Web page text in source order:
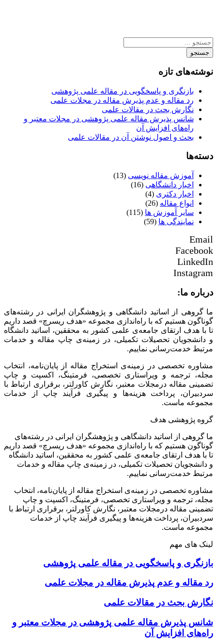
جستجو
نوشته‌های تازه
بازنگری و پاسخگویی در مقاله علمی پژوهشی
رد مقاله و عدم پذیرش مقاله در مجلات علمی
نگارش بحث در مقالات علمی
شانس پذیرش مقاله علمی پژوهشی در مجلات معتبر و
راه‌های افزایش آن
بحث و اصول نوشتن آن در مقالات علمی
دسته‌ها
آموزش مقاله نویسی (13)
اخبار دانشگاهی (16)
اخبار دکتری (4)
انواع مقاله (26)
سایر آموزش ها (115)
نمایندگی ها (59)
Email
Facebook
LinkedIn
Instagram
درباره ما:
ما گروهی از اساتید دانشگاهی و پژوهشگران ایرانی در رشته‌های
گوناگون هستیم که با راه‌اندازی مجموعه «هدف ریسرچ» قصد داریم
تا با هدف ارتقای جامعه‌ی علمی کشور به محققین، اساتید دانشگاه
و دانشجویان تحصیلات تکمیلی، در زمینه‌ی چاپ مقاله و خدمات
مرتبط خدمت‌رسانی نماییم.
مشاوره تخصصی در زمینه‌ی استخراج مقاله از پایان‌نامه، انتخاب
مجله، ترجمه و ویراستاری تخصصی، فرمتینگ، اکسپت و چاپ
تضمینی مقاله درمجلات معتبر، نگارش کاورلتر، برقراری ارتباط با
سردبیران، پرداخت هزینه‌ها و پیگیری فرآیند چاپ از خدمات
مجموعه ماست.
گروه پژوهشی هدف
ما گروهی از اساتید دانشگاهی و پژوهشگران ایرانی در رشته‌های
گوناگون هستیم که با راه‌اندازی مجموعه «هدف ریسرچ» قصد داریم
تا با هدف ارتقای جامعه‌ی علمی کشور به محققین، اساتید دانشگاه
و دانشجویان تحصیلات تکمیلی، در زمینه‌ی چاپ مقاله و خدمات
مرتبط خدمت‌رسانی نماییم.
مشاوره تخصصی در زمینه‌ی استخراج مقاله از پایان‌نامه، انتخاب
مجله، ترجمه و ویراستاری تخصصی، فرمتینگ، اکسپت و چاپ
تضمینی مقاله درمجلات معتبر، نگارش کاورلتر، برقراری ارتباط با
سردبیران، پرداخت هزینه‌ها و پیگیری فرآیند چاپ از خدمات
مجموعه ماست.
لینک های مهم
بازنگری و پاسخگویی در مقاله علمی پژوهشی
رد مقاله و عدم پذیرش مقاله در مجلات علمی
نگارش بحث در مقالات علمی
شانس پذیرش مقاله علمی پژوهشی در مجلات معتبر و
راه‌های افزایش آن